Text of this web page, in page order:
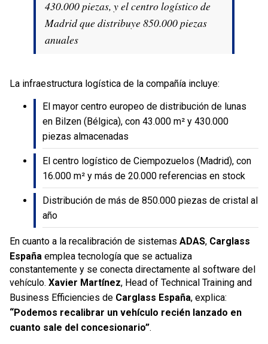
430.000 piezas, y el centro logístico de
Madrid que distribuye 850.000 piezas
anuales
La infraestructura logística de la compañía incluye:
El mayor centro europeo de distribución de lunas
en Bilzen (Bélgica), con 43.000 m² y 430.000
piezas almacenadas
El centro logístico de Ciempozuelos (Madrid), con
16.000 m² y más de 20.000 referencias en stock
Distribución de más de 850.000 piezas de cristal al
año
En cuanto a la recalibración de sistemas ADAS, Carglass
España emplea tecnología que se actualiza
constantemente y se conecta directamente al software del
vehículo. Xavier Martínez, Head of Technical Training and
Business Efficiencies de Carglass España, explica:
“Podemos recalibrar un vehículo recién lanzado en
cuanto sale del concesionario”.